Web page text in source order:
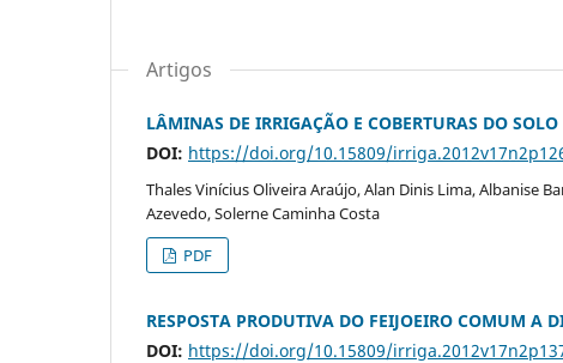
Artigos
LÂMINAS DE IRRIGAÇÃO E COBERTURAS DO
DOI: https://doi.org/10.15809/
Thales Vinícius Oliveira Araújo, Alan Dinis Lima, Albanise
Azevedo, Solerne Caminha Costa
PDF
RESPOSTA PRODUTIVA DO FEIJOEIRO COMUM A
DOI: https://doi.org/10.15809/